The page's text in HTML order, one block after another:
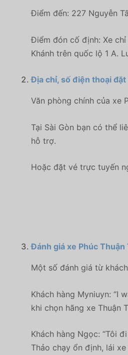
Điểm đến: 227 Nguyễn
Điểm đón cố định: Xe
Khánh trên quốc lộ 1 A.
Địa chỉ, số điện thoại
Văn phòng chính của xe
Tại Sài Gòn bạn có thể
hỗ trợ.
Hoặc đặt vé trực tuyến
Đánh giá xe Phúc Thuận
Một số đánh giá từ
Khách hàng Myniuyn: “I
khi chọn hãng xe Thuận
Khách hàng Ngọc: “Tôi
Thảo chạy ổn định, lái